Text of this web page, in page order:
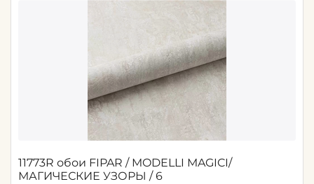
11773R обои FIPAR / MODELLI MAGICI/
МАГИЧЕСКИЕ УЗОРЫ / 6